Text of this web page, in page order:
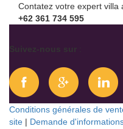
Contatez votre expert villa
+62 361 734 595
Suivez-nous sur
Conditions générales de
site | Demande